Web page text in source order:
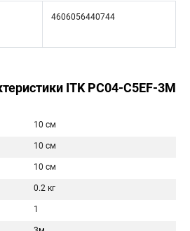
4606056440744
ITK PC04-C5EF-3M
10 см
10 см
10 см
0.2 кг
1